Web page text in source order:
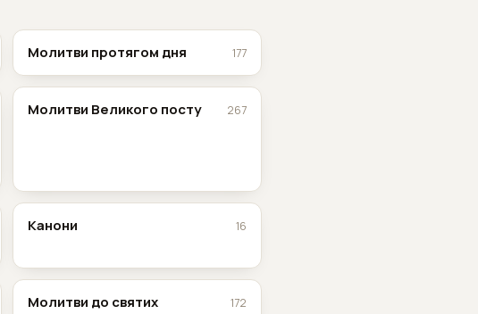
Молитви протягом дня 177
Молитви Великого посту 267
Канони 16
Молитви до святих 172